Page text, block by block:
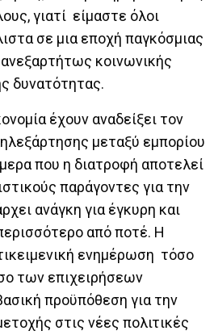
γιατί είμαστε όλοι
σε μια εποχή παγκόσμιας
κοινωνικής
δυνατότητας.
έχουν αναδείξει τον
μεταξύ εμπορίου
που η διατροφή αποτελεί
παράγοντες για την
ανάγκη για έγκυρη και
από ποτέ. Η
ενημέρωση τόσο
των επιχειρήσεων
προϋπόθεση για την
στις νέες πολιτικές